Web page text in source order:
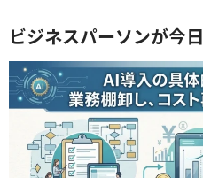
ビジネスパーソンが今